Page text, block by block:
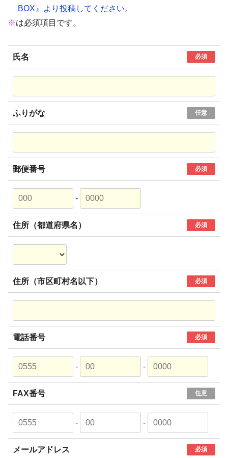
BOX』より投稿してください。
※は必須項目です。
氏名 必須
ふりがな 任意
郵便番号 必須
-
住所（都道府県名） 必須
住所（市区町村名以下） 必須
電話番号 必須
- -
FAX番号 任意
- -
メールアドレス 必須